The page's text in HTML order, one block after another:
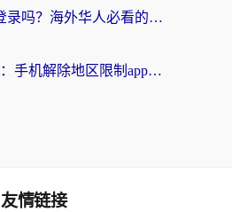
12123在国外能登录吗？海外华人必看的回国加速实用指南
海外党追剧必备：手机解除地区限制app怎么选？解决央视视频&国内剧地区限制全指南
友情链接